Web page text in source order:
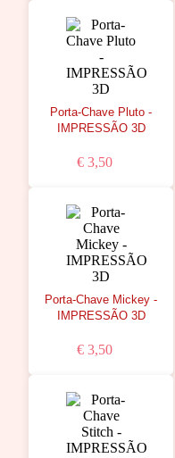
Porta-Chave Pluto -
IMPRESSÃO 3D
€ 3,50
Porta-Chave Mickey -
IMPRESSÃO 3D
€ 3,50